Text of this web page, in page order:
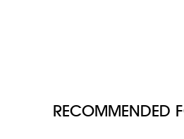
RECOMMENDED